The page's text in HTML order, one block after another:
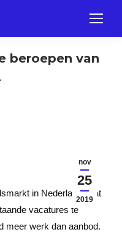
beroepen van
nov
25
2019
in Nederland. Dat
vacatures te
meer werk dan aanbod.